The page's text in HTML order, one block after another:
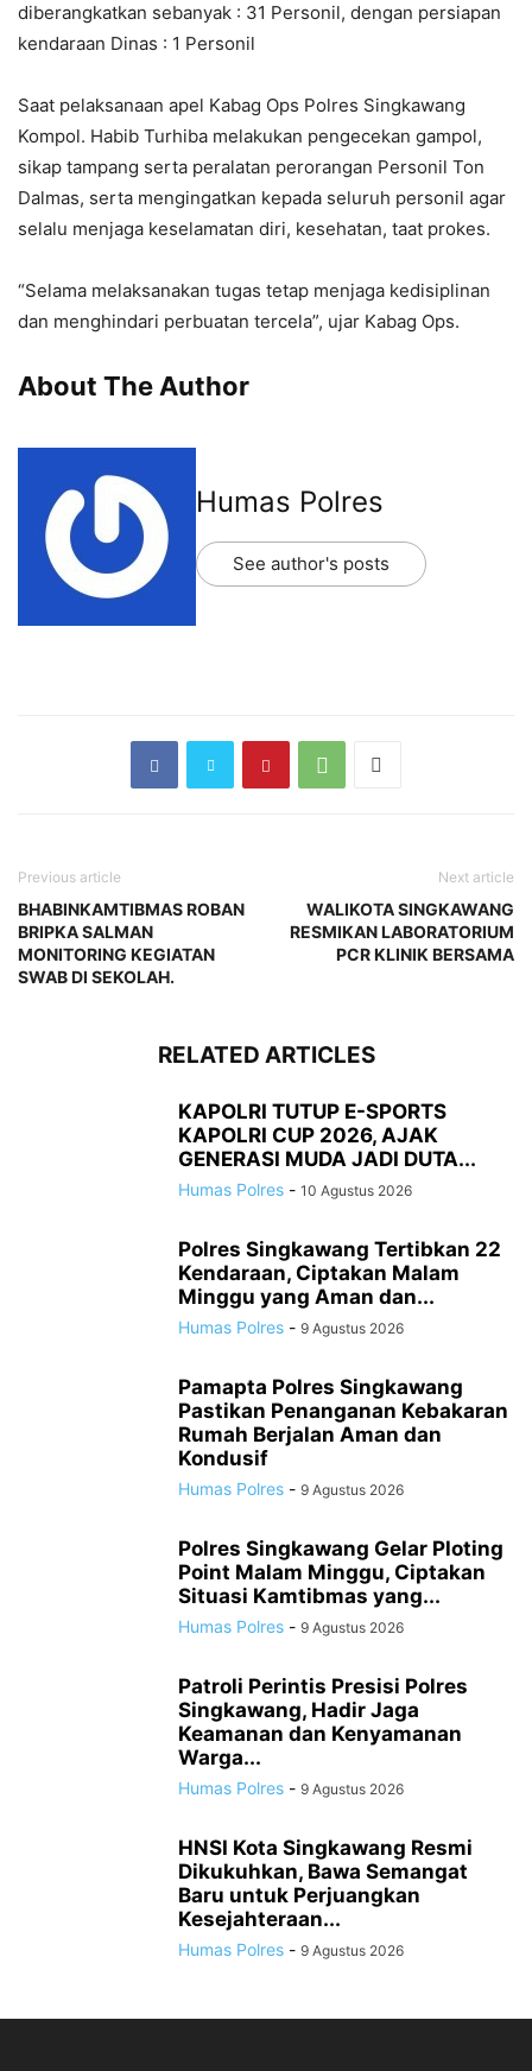
diberangkatkan sebanyak : 31 Personil, dengan persiapan
kendaraan Dinas : 1 Personil
Saat pelaksanaan apel Kabag Ops Polres Singkawang
Kompol. Habib Turhiba melakukan pengecekan gampol,
sikap tampang serta peralatan perorangan Personil Ton
Dalmas, serta mengingatkan kepada seluruh personil agar
selalu menjaga keselamatan diri, kesehatan, taat prokes.
“Selama melaksanakan tugas tetap menjaga kedisiplinan
dan menghindari perbuatan tercela”, ujar Kabag Ops.
About The Author
Humas Polres
See author's posts
Previous article
BHABINKAMTIBMAS ROBAN
BRIPKA SALMAN
MONITORING KEGIATAN
SWAB DI SEKOLAH.
Next article
WALIKOTA SINGKAWANG
RESMIKAN LABORATORIUM
PCR KLINIK BERSAMA
RELATED ARTICLES
KAPOLRI TUTUP E-SPORTS
KAPOLRI CUP 2026, AJAK
GENERASI MUDA JADI DUTA...
Humas Polres - 10 Agustus 2026
Polres Singkawang Tertibkan 22
Kendaraan, Ciptakan Malam
Minggu yang Aman dan...
Humas Polres - 9 Agustus 2026
Pamapta Polres Singkawang
Pastikan Penanganan Kebakaran
Rumah Berjalan Aman dan
Kondusif
Humas Polres - 9 Agustus 2026
Polres Singkawang Gelar Ploting
Point Malam Minggu, Ciptakan
Situasi Kamtibmas yang...
Humas Polres - 9 Agustus 2026
Patroli Perintis Presisi Polres
Singkawang, Hadir Jaga
Keamanan dan Kenyamanan
Warga...
Humas Polres - 9 Agustus 2026
HNSI Kota Singkawang Resmi
Dikukuhkan, Bawa Semangat
Baru untuk Perjuangkan
Kesejahteraan...
Humas Polres - 9 Agustus 2026